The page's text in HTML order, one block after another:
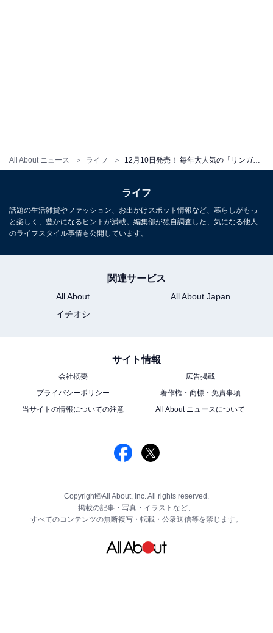
All About ニュース ライフ
「鶯ボール（ちゃんぽん味）」は、植垣米菓の鶯ボール
リンガァーグミ・杏仁豆腐
「リンガァーグミ」はびわ味と杏仁味の2つのフレーバ
ーという不思議な味を楽しめるグミです。
「杏仁豆腐（常温）」は、リンガーハットの人気デザー
トの「杏仁豆腐」を福袋限定パッケージにしたもの。自
ライフ
話題の生活雑貨やファッション、お出かけスポット情報など、暮らしがもっ
と楽しく、豊かになるヒントが満載。編集部が独自調査した、気になる他人
のライフスタイル事情も公開しています。
関連サービス
All About
All About Japan
イチオシ
サイト情報
会社概要
広告掲載
プライバシーポリシー
著作権・商標・免責事項
当サイトの情報についての注意
All About ニュースについて
Copyright©All About, Inc. All rights reserved.
掲載の記事・写真・イラストなど、
すべてのコンテンツの無断複写・転載・公衆送信等を禁じます。